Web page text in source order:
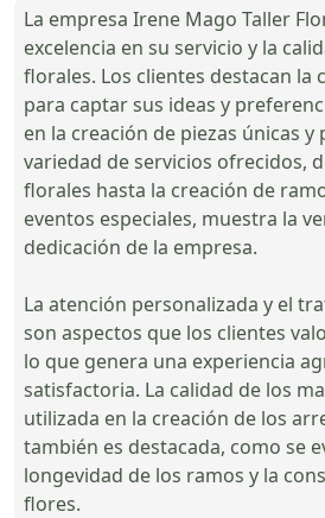
La empresa Irene Mago Taller
excelencia en su servicio y la
florales. Los clientes destacan la
para captar sus ideas y
en la creación de piezas únicas y
variedad de servicios ofrecidos,
florales hasta la creación de
eventos especiales, muestra la
dedicación de la empresa.
La atención personalizada y el
son aspectos que los clientes
lo que genera una experiencia
satisfactoria. La calidad de los
utilizada en la creación de los
también es destacada, como se
longevidad de los ramos y la
flores.